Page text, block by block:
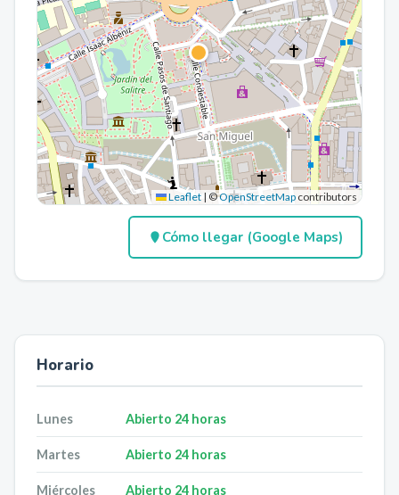
Leaflet | ©OpenStreetMap contributors
Cómo llegar (Google Maps)
Horario
Lunes Abierto 24 horas
Martes Abierto 24 horas
Miércoles Abierto 24 horas